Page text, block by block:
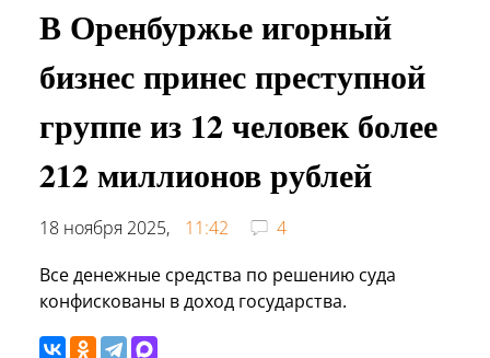
В Оренбуржье игорный
бизнес принес преступной
группе из 12 человек более
212 миллионов рублей
18 ноября 2025, 11:42
4
Все денежные средства по решению суда
конфискованы в доход государства.